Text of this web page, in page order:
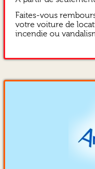
Faites-vous
votre voiture de
incendie ou